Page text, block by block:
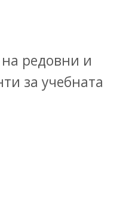
редовни и
за учебната